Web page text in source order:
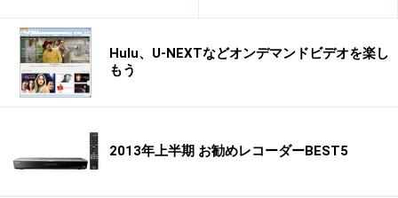
Hulu、U-NEXTなどオンデマンドビデオを楽し
もう
2013年上半期 お勧めレコーダーBEST5